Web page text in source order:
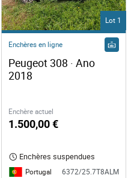
Lot 1
Enchères en ligne
Peugeot 308 · Ano
2018
Enchère actuel
1.500,00 €
Enchères suspendues
Portugal 6372/25.7T8ALM